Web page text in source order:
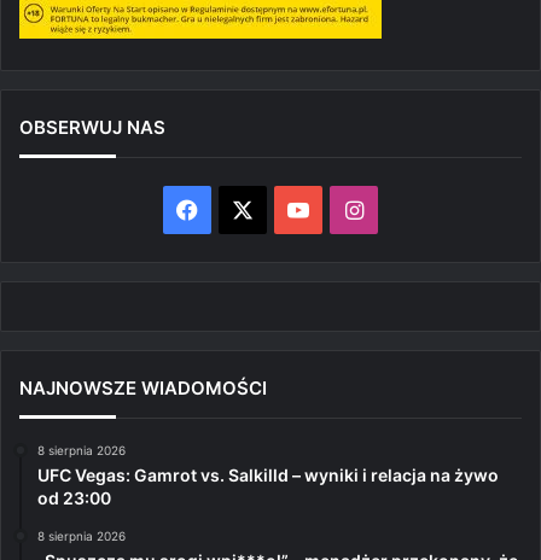
OBSERWUJ NAS
Facebook YouTubeInstagram
NAJNOWSZE WIADOMOŚCI
8 sierpnia 2026
UFC Vegas: Gamrot vs. Salkilld – wyniki i relacja na żywo
od 23:00
8 sierpnia 2026